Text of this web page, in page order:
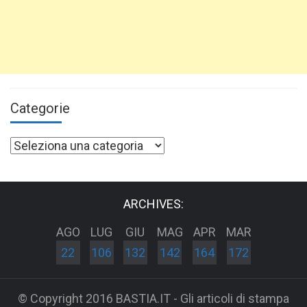
Categorie
Categorie
ARCHIVES:
AGO
22
LUG
106
GIU
132
MAG
142
APR
164
MAR
172
© Copyright 2016 BASTIA.IT - Gli articoli di stampa